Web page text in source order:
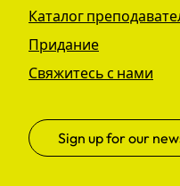
Каталог
Придание
Свяжитесь с нами
Sign up for our